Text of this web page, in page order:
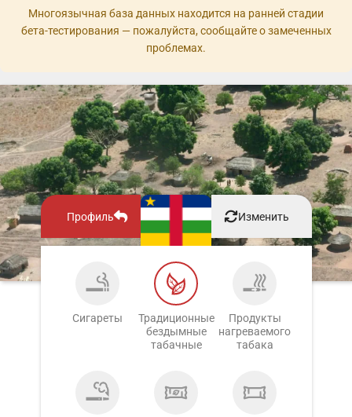
Многоязычная база данных находится на ранней стадии
бета-тестирования — пожалуйста, сообщайте о замеченных
проблемах.
Профиль Изменить
Сигареты
Традиционные
бездымные
табачные
Продукты
нагреваемого
табака